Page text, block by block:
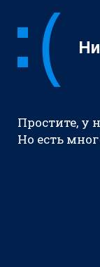
Простите, у
Но есть